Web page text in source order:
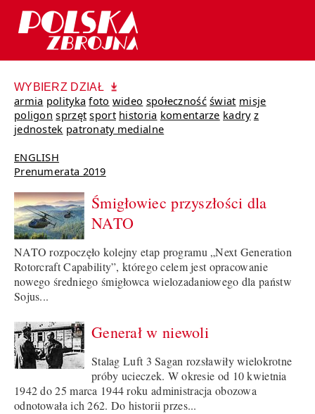
WYBIERZ DZIAŁ
armia polityka foto wideo społeczność świat misje
poligon sprzęt sport historia komentarze kadry z
jednostek patronaty medialne
ENGLISH
Prenumerata 2019
Śmigłowiec przyszłości dla
NATO
NATO rozpoczęło kolejny etap programu „Next Generation
Rotorcraft Capability”, którego celem jest opracowanie
nowego średniego śmigłowca wielozadaniowego dla państw
Sojus...
Generał w niewoli
Stalag Luft 3 Sagan rozsławiły wielokrotne
próby ucieczek. W okresie od 10 kwietnia
1942 do 25 marca 1944 roku administracja obozowa
odnotowała ich 262. Do historii przes...